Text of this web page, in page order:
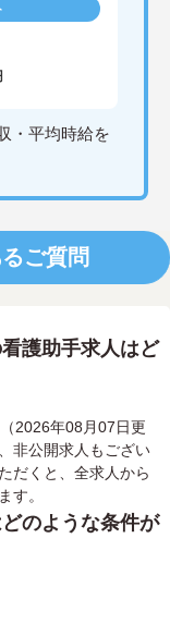
・平均時給を
ご質問
護助手求人はど
2026年08月07日更
非公開求人もござい
だくと、全求人から
す。
のような条件が